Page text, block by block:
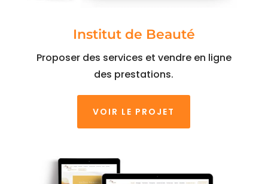
Institut de Beauté
Proposer des services et vendre en ligne
des prestations.
VOIR LE PROJET